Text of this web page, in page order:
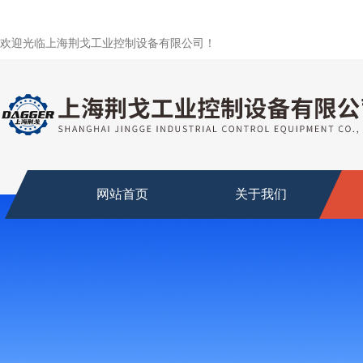
欢迎光临上海荆戈工业控制设备有限公司！
网站首页 关于我们